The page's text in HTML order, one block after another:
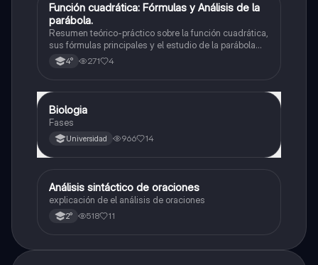
Matemáticas
Función cuadrática: Fórmulas y Análisis de la
parábola.
Resumen teórico-práctico sobre la función cuadrática,
sus fórmulas principales y el estudio de la parábola
como representación gráfica.Incluye desarrollo de la
forma general, cálculo de raíces, vértice y elementos
4° 271 4
Biología
Biologia
Fases
Universidad 966 14
Lengua
Análisis sintáctico de oraciones
explicación de el análisis de oraciones
2° 518 11